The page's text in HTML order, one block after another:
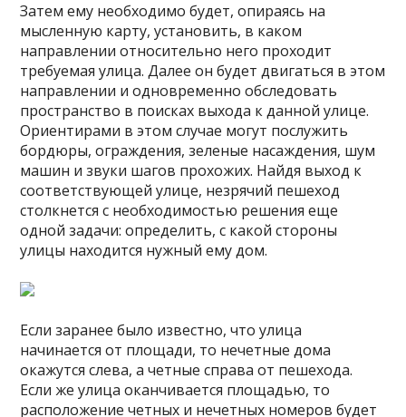
Затем ему необходимо будет, опираясь на
мысленную карту, установить, в каком
направлении относительно него проходит
требуемая улица. Далее он будет двигаться в этом
направлении и одновременно обследовать
пространство в поисках выхода к данной улице.
Ориентирами в этом случае могут послужить
бордюры, ограждения, зеленые насаждения, шум
машин и звуки шагов прохожих. Найдя выход к
соответствующей улице, незрячий пешеход
столкнется с необходимостью решения еще
одной задачи: определить, с какой стороны
улицы находится нужный ему дом.
Если заранее было известно, что улица
начинается от площади, то нечетные дома
окажутся слева, а четные справа от пешехода.
Если же улица оканчивается площадью, то
расположение четных и нечетных номеров будет